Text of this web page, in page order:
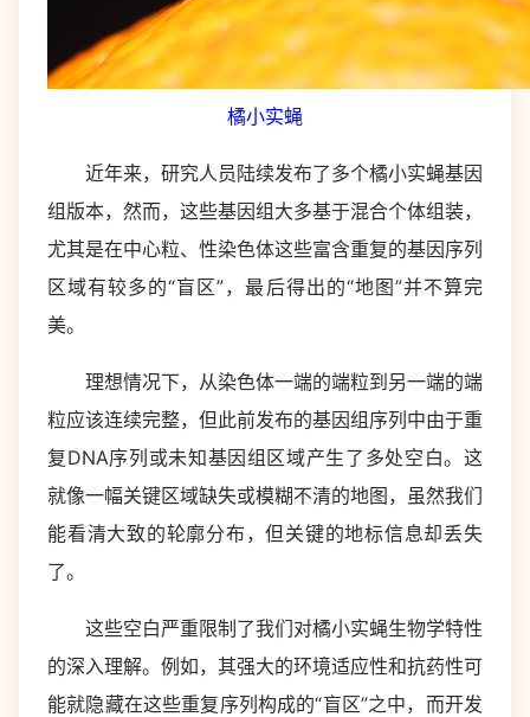
橘小实蝇
近年来，研究人员陆续发布了多个橘小实蝇基因
组版本，然而，这些基因组大多基于混合个体组装，
尤其是在中心粒、性染色体这些富含重复的基因序列
区域有较多的“盲区”，最后得出的“地图”并不算完
美。
理想情况下，从染色体一端的端粒到另一端的端
粒应该连续完整，但此前发布的基因组序列中由于重
复DNA序列或未知基因组区域产生了多处空白。这
就像一幅关键区域缺失或模糊不清的地图，虽然我们
能看清大致的轮廓分布，但关键的地标信息却丢失
了。
这些空白严重限制了我们对橘小实蝇生物学特性
的深入理解。例如，其强大的环境适应性和抗药性可
能就隐藏在这些重复序列构成的“盲区”之中，而开发